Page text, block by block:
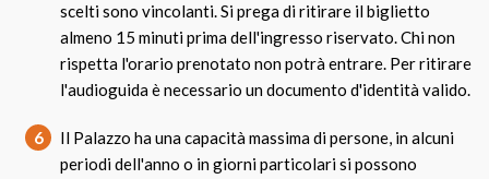
scelti sono vincolanti. Si prega di ritirare il biglietto
almeno 15 minuti prima dell'ingresso riservato. Chi non
rispetta l'orario prenotato non potrà entrare. Per ritirare
l'audioguida è necessario un documento d'identità valido.
6
Il Palazzo ha una capacità massima di persone, in alcuni
periodi dell'anno o in giorni particolari si possono